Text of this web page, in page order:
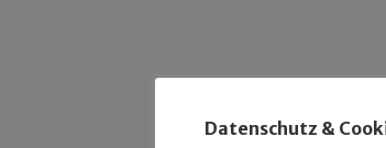
Datenschutz &